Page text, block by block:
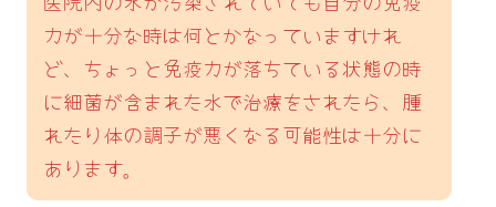
力が十分な時は何とかなっていますけれ
ど、ちょっと免疫力が落ちている状態の時
に細菌が含まれた水で治療をされたら、腫
れたり体の調子が悪くなる可能性は十分に
あります。